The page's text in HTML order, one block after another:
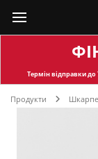
Термін відправкидо
Продукти